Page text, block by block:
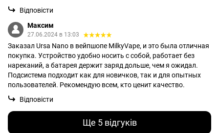
Відповісти
Максим
27.06.2024 в 13:03
Заказал Ursa Nano в вейпшопе MilkyVape, и это была отличная
покупка. Устройство удобно носить с собой, работает без
нареканий, а батарея держит заряд дольше, чем я ожидал.
Подсистема подходит как для новичков, так и для опытных
пользователей. Рекомендую всем, кто ценит качество.
Відповісти
Ще 5 відгуків